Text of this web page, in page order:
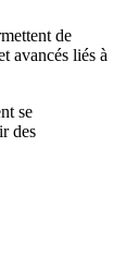
de
avancés liés à
se
des